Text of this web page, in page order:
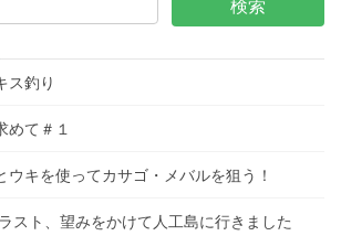
ス釣り
めて＃１
ウキを使ってカサゴ・メバルを狙う！
スト、望みをかけて人工島に行きました